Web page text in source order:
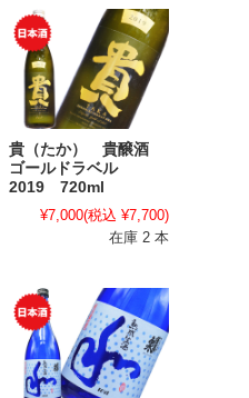
貴（たか） 貴醸酒
ゴールドラベル
2019 720ml
¥7,000(税込 ¥7,700)
在庫 2 本